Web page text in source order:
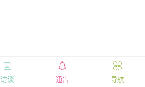

访谈

通告

导航